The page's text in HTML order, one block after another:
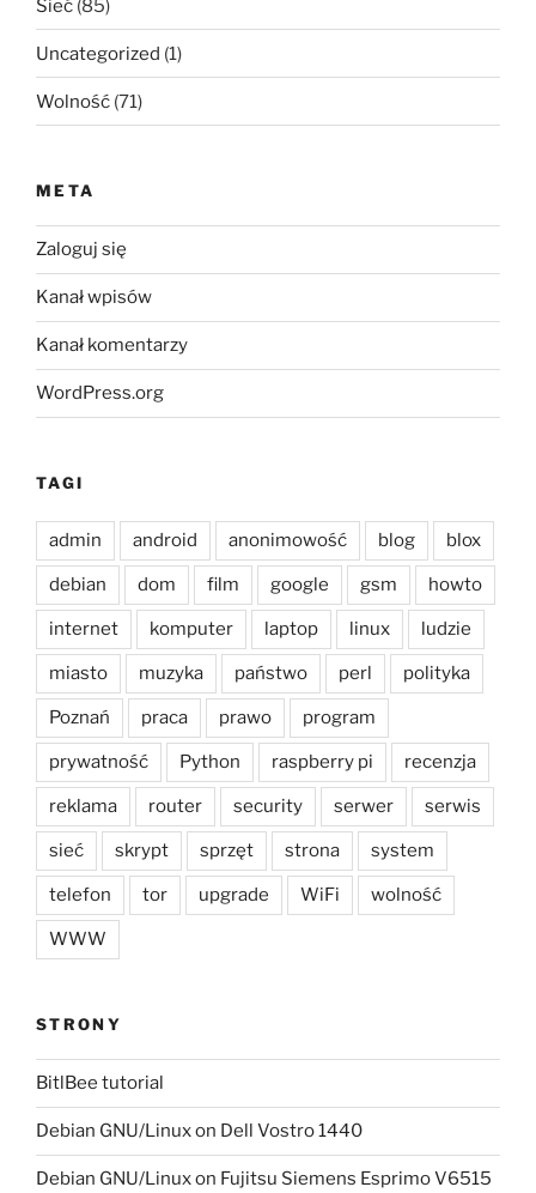
Sieć (85)
Uncategorized (1)
Wolność (71)
META
Zaloguj się
Kanał wpisów
Kanał komentarzy
WordPress.org
TAGI
admin android anonimowość blog blox
debian dom film google gsm howto
internet komputer laptop linux ludzie
miasto muzyka państwo perl polityka
Poznań praca prawo program
prywatność Python raspberry pi recenzja
reklama router security serwer serwis
sieć skrypt sprzęt strona system
telefon tor upgrade WiFi wolność
WWW
STRONY
BitlBee tutorial
Debian GNU/Linux on Dell Vostro 1440
Debian GNU/Linux on Fujitsu Siemens Esprimo V6515